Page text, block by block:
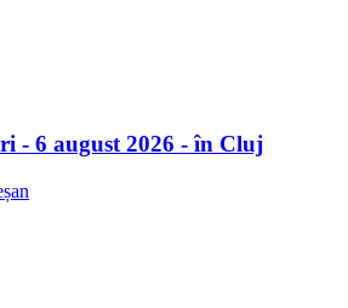
- 6 august 2026 - în Cluj